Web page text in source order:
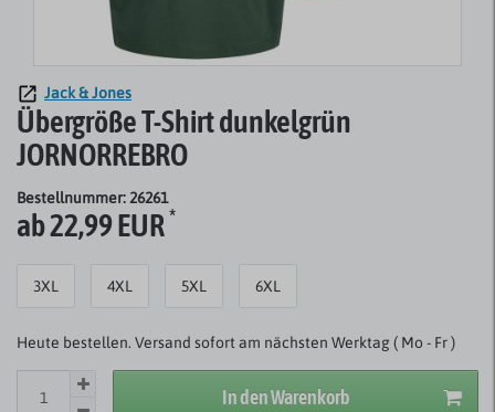
Jack & Jones
Übergröße T-Shirt dunkelgrün
JORNORREBRO
Bestellnummer: 26261
ab 22,99 EUR*
3XL 4XL 5XL 6XL
Heute bestellen. Versand sofort am nächsten Werktag ( Mo - Fr )
In den Warenkorb